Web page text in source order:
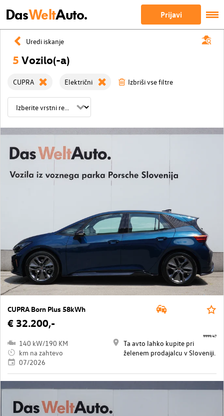
DasWeltAuto. Prijavi
Uredi iskanje
5 Vozilo(-a)
CUPRA Električni Izbriši vse filtre
CUPRA Born Plus 58kWh
€ 32.200,-
140 kW/190 KM
km na zahtevo
07/2026
Ta avto lahko kupite pri
želenem prodajalcu v Sloveniji.
9999/47